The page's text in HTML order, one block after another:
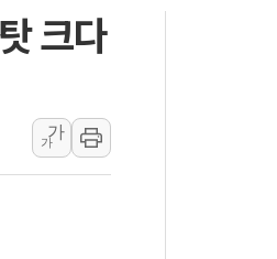
서 동해상 단거리 탄도미사일 발사
스 78%가 준공 10년 이상…리뉴얼이 경
보호단체, 경찰수사개혁위에 보완수사권
미사일 공격에 속수무책… 패트리엇 미
" 설교한 목사 불구속 송치
크다
가
가